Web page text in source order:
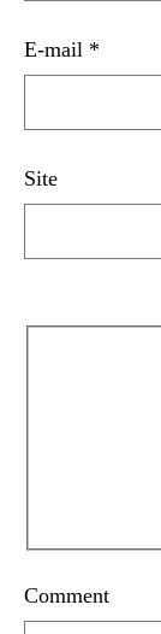
E-mail *
Site
Comment